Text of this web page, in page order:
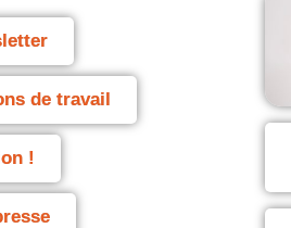
de travail
!